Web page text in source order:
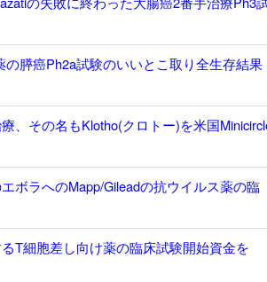
の膵癌Ph2a試験のいいとこ取り全生存結果
、その名もKlotho(クロトー)を米国
ボラへのMapp/Gileadの抗ウイルス薬の臨
T細胞差し向け薬の臨床試験開始資金を